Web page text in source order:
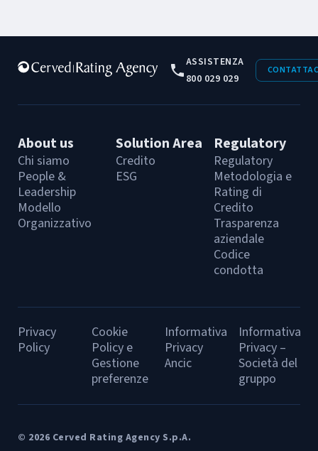
ASSISTENZA
800 029 029
About us
Chi siamo
People &
Leadership
Modello
Organizzativo
Solution Area
Credito
ESG
Regulatory
Regulatory
Metodologia e
Rating di
Credito
Trasparenza
aziendale
Codice
condotta
Privacy
Policy
Cookie
Policy e
Gestione
preferenze
Informativa
Privacy
Ancic
Informativa
Privacy –
Società del
gruppo
© 2026 Cerved Rating Agency S.p.A.